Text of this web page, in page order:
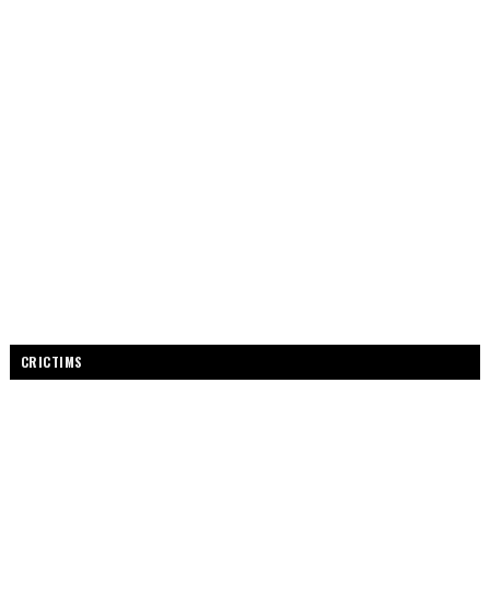
CRICTIMS